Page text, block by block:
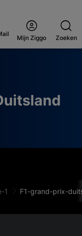
Open
Mijn Ziggo
Zoeken
1 F1-grand-prix-